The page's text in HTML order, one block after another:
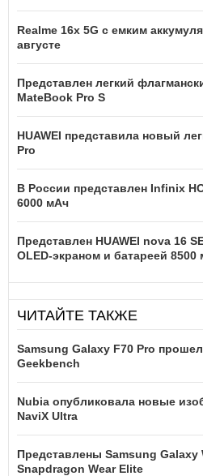
Realme 16x 5G с емким
августе
Представлен легкий
MateBook Pro S
HUAWEI представила новый
Pro
В России представлен Infinix
6000 мАч
Представлен HUAWEI nova 16
OLED-экраном и батареей 8500
ЧИТАЙТЕ ТАКЖЕ
Samsung Galaxy F70 Pro
Geekbench
Nubia опубликовала новые
NaviX Ultra
Представлены Samsung Galaxy
Snapdragon Wear Elite